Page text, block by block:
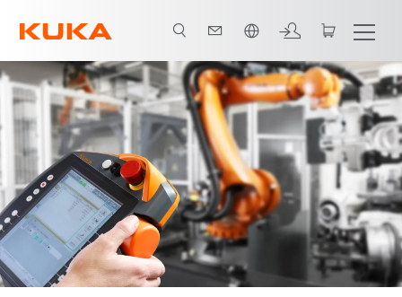
KSS 優點 Youtube 影片 附加功能